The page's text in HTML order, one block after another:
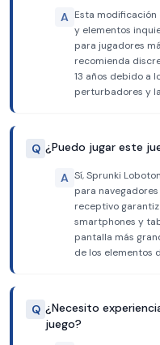
A Esta
y elementos
para jugadores
recomienda
13 años debido a
perturbadores y
Q ¿Puedo jugar este
A Sí, Sprunki
para
receptivo
smartphones y
pantalla más
de los elementos
Q ¿Necesito
juego?